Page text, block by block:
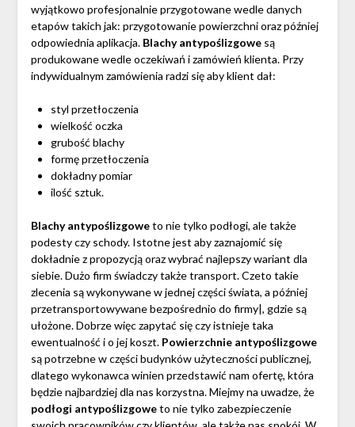
wyjątkowo profesjonalnie przygotowane wedle danych
etapów takich jak: przygotowanie powierzchni oraz później
odpowiednia aplikacja. Blachy antypoślizgowesą
produkowane wedle oczekiwań i zamówień klienta. Przy
indywidualnym zamówienia radzi się aby klient dał:
styl przetłoczenia
wielkość oczka
grubość blachy
formę przetłoczenia
dokładny pomiar
ilość sztuk.
Blachy antypoślizgoweto nie tylko podłogi, ale także
podesty czy schody. Istotne jest aby zaznajomić się
dokładnie z propozycją oraz wybrać najlepszy wariant dla
siebie. Dużo firm świadczy także transport. Czeto takie
zlecenia są wykonywane w jednej części świata, a później
przetransportowywane bezpośrednio do firmy|, gdzie są
ułożone. Dobrze więc zapytać się czy istnieje taka
ewentualność i o jej koszt. Powierzchnie antypoślizgowe
są potrzebne w części budynków użyteczności publicznej,
dlatego wykonawca winien przedstawić nam ofertę, która
będzie najbardziej dla nas korzystna. Miejmy na uwadze, że
podłogi antypoślizgoweto nie tylko zabezpieczenie